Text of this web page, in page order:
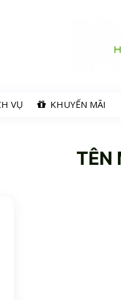
VỤ KHUYẾN MÃI
TÊN